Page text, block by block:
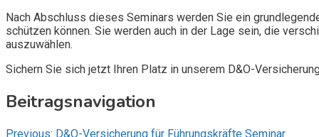
Nach Abschluss dieses Seminars werden Sie ein
schützen können. Sie werden auch in der Lage sein, die
auszuwählen.
Sichern Sie sich jetzt Ihren Platz in unserem D&O-
Beitragsnavigation
Previous: D&O-Versicherung für Führungskräfte Seminar